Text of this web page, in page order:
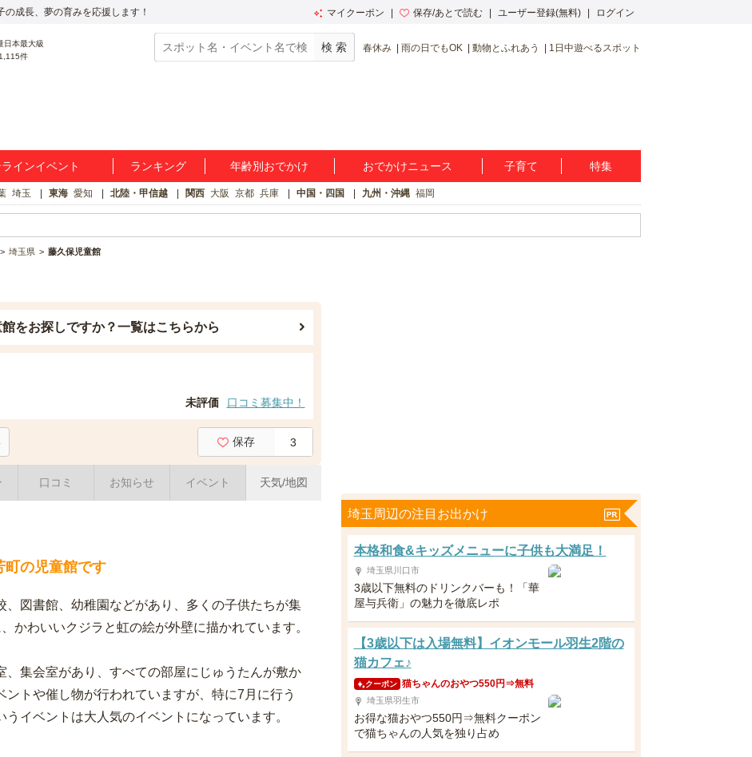
成長、夢の育みを応援します！ マイクーポン 保存/あとで読む ユーザー登録(無料) ログイン
件
春休み 雨の日でもOK 動物とふれあう 1日中遊べるスポット
インイベント ランキング 年齢別おでかけ おでかけニュース 子育て 特集
埼玉 東海 愛知 北陸・甲信越 関西 大阪 京都 兵庫 中国・四国 九州・沖縄 福岡
埼玉県 藤久保児童館
をお探しですか？一覧はこちらから
未評価 口コミ募集中！
保存 3
口コミ お知らせ イベント 天気/地図
町の児童館です
、図書館、幼稚園などがあり、多くの子供たちが集
かわいいクジラと虹の絵が外壁に描かれています。
集会室があり、すべての部屋にじゅうたんが敷か
トや催し物が行われていますが、特に7月に行う
うイベントは大人気のイベントになっています。
埼玉周辺の注目お出かけ
本格和食&キッズメニューに子供も大満足！
埼玉県川口市
3歳以下無料のドリンクバーも！「華
屋与兵衛」の魅力を徹底レポ
【3歳以下は入場無料】イオンモール羽生2階の
猫カフェ♪
クーポン 猫ちゃんのおやつ550円⇒無料
埼玉県羽生市
お得な猫おやつ550円⇒無料クーポン
で猫ちゃんの人気を独り占め